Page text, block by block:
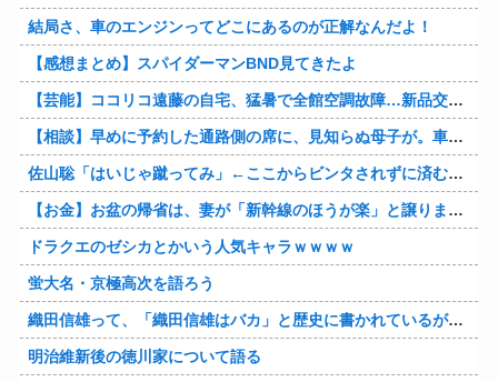
結局さ、車のエンジンってどこにあるのが正解なんだよ！
【感想まとめ】スパイダーマンBND見てきたよ
【芸能】ココリコ遠藤の自宅、猛暑で全館空調故障…新品交換費300万円…高額費用に「高すぎる」
【相談】早めに予約した通路側の席に、見知らぬ母子が。車掌の呼びかけにも「目を閉じて無視」して居座られました。無理やり奪われた席は、結局“やったもん勝ち”になってしまうのでしょうか？
佐山聡「はいじゃ蹴ってみ」←ここからビンタされずに済む方法
【お金】お盆の帰省は、妻が「新幹線のほうが楽」と譲りません。東京から大阪まで家族4人だと往復「10万円」近くかかるため、私は車で節約したいのですが、実際の費用はどれくらい違うのでしょうか？
ドラクエのゼシカとかいう人気キャラｗｗｗｗ
蛍大名・京極高次を語ろう
織田信雄って、「織田信雄はバカ」と歴史に書かれているが今まで家が残っているんでバカではないよな？
明治維新後の徳川家について語る